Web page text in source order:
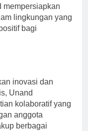
mempersiapkan
lingkungan yang
bagi
inovasi dan
Unand
kolaboratif yang
anggota
berbagai